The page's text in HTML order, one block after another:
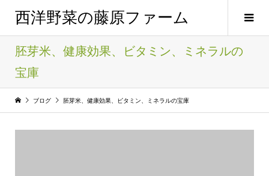
西洋野菜の藤原ファーム
胚芽米、健康効果、ビタミン、ミネラルの
宝庫
ブログ 胚芽米、健康効果、ビタミン、ミネラルの宝庫